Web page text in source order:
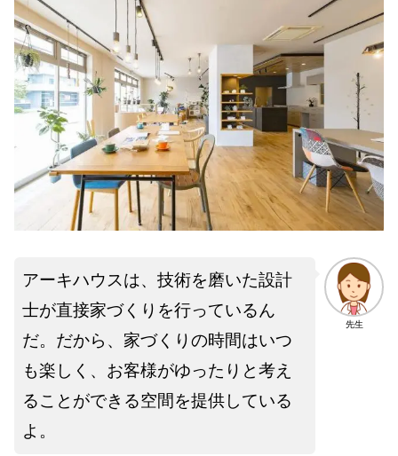
先生
アーキハウスは、技術を磨いた設計
士が直接家づくりを行っているん
だ。だから、家づくりの時間はいつ
も楽しく、お客様がゆったりと考え
ることができる空間を提供している
よ。